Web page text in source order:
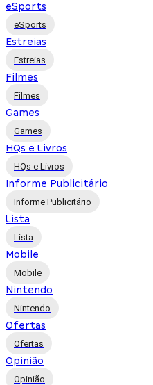
eSports
eSports
Estreias
Estreias
Filmes
Filmes
Games
Games
HQs e Livros
HQs e Livros
Informe Publicitário
Informe Publicitário
Lista
Lista
Mobile
Mobile
Nintendo
Nintendo
Ofertas
Ofertas
Opinião
Opinião